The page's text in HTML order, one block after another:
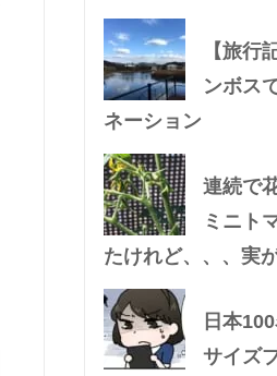
【旅行
ンボス
ネーション
連続で
ミニト
たけれど、、、実
日本
サイズ